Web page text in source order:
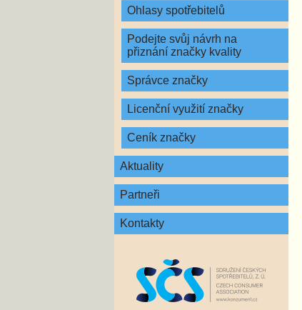
Ohlasy spotřebitelů
Podejte svůj návrh na
přiznání značky kvality
Správce značky
Licenční využití značky
Ceník značky
Aktuality
Partneři
Kontakty